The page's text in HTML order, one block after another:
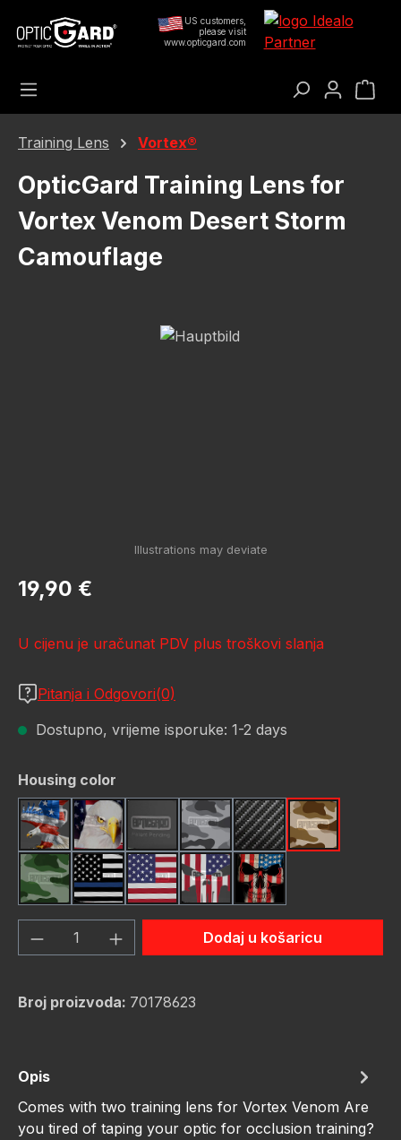
Preskoči na glavni sadržaj US customers,
please visit
www.opticgard.com
Training Lens Vortex®
OpticGard Training Lens for
Vortex Venom Desert Storm
Camouflage
Preskoči galeriju slika
Redovna cijena:
19,90 €
U cijenu je uračunat PDV plus troškovi slanja
Pitanja i Odgovori(0)
Dostupno, vrijeme isporuke: 1-2 days
Odaberi
Housing color
American EagleBald Eagle American Flag
Black Camo GreyCarbon Fiber Black
Desert
Green Hunting Camouflag
Thin Blue Line Flag
USA Flag New
Us Flag SkullUs Flag Skull #2
Količina proizvoda: Unesite željenu
Dodaj u košaricu
Broj proizvoda: 70178623
Opis
Comes with two training lens for Vortex Venom Are
you tired of taping your optic for occlusion training?